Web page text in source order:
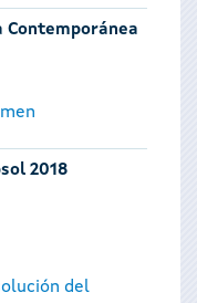
Contemporánea
2018
del